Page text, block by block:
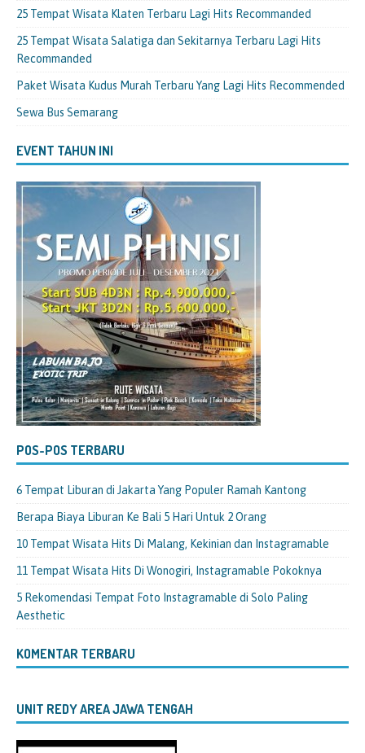
25 Tempat Wisata Klaten Terbaru Lagi Hits Recommanded
25 Tempat Wisata Salatiga dan Sekitarnya Terbaru Lagi Hits
Recommanded
Paket Wisata Kudus Murah Terbaru Yang Lagi Hits Recommended
Sewa Bus Semarang
EVENT TAHUN INI
POS-POS TERBARU
6 Tempat Liburan di Jakarta Yang Populer Ramah Kantong
Berapa Biaya Liburan Ke Bali 5 Hari Untuk 2 Orang
10 Tempat Wisata Hits Di Malang, Kekinian dan Instagramable
11 Tempat Wisata Hits Di Wonogiri, Instagramable Pokoknya
5 Rekomendasi Tempat Foto Instagramable di Solo Paling
Aesthetic
KOMENTAR TERBARU
UNIT REDY AREA JAWA TENGAH